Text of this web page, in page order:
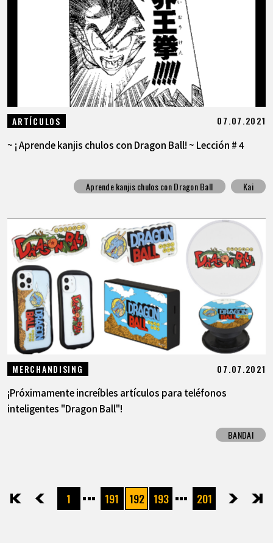
ARTÍCULOS 07.07.2021
~ ¡ Aprende kanjis chulos con Dragon Ball! ~ Lección # 4
Aprende kanjis chulos con Dragon Ball Kai
MERCHANDISING 07.07.2021
¡Próximamente increíbles artículos para teléfonos
inteligentes "Dragon Ball"!
BANDAI
先頭 前へ1 191 192 193 201次へ最後